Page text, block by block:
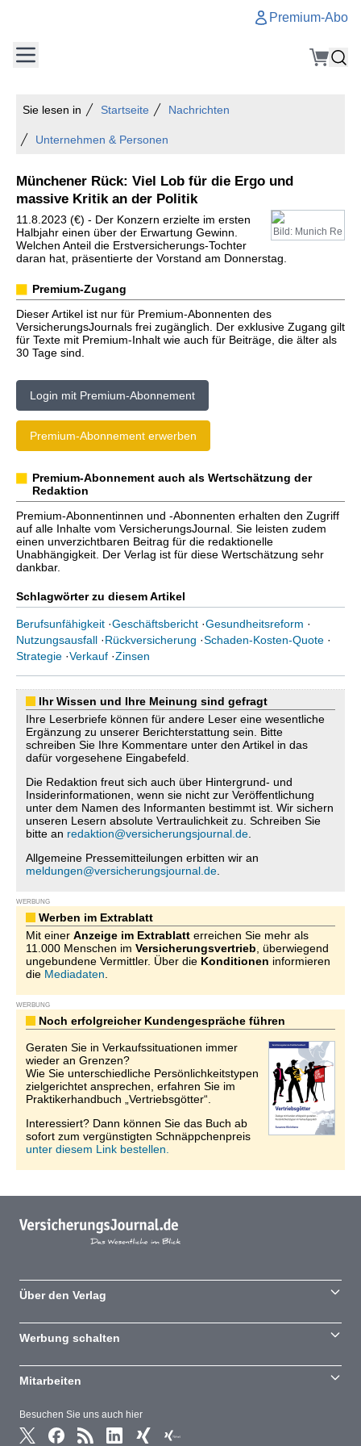
Premium-Abo
Sie lesen in Startseite Nachrichten
Unternehmen & Personen
Münchener Rück: Viel Lob für die Ergo und
massive Kritik an der Politik
Bild: Munich Re
11.8.2023 (€) - Der Konzern erzielte im ersten
Halbjahr einen über der Erwartung Gewinn.
Welchen Anteil die Erstversicherungs-Tochter
daran hat, präsentierte der Vorstand am Donnerstag.
Premium-Zugang
Dieser Artikel ist nur für Premium-Abonnenten des
VersicherungsJournals frei zugänglich. Der exklusive Zugang gilt
für Texte mit Premium-Inhalt wie auch für Beiträge, die älter als
30 Tage sind.
Login mit Premium-Abonnement
Premium-Abonnement erwerben
Premium-Abonnement auch als Wertschätzung der
Redaktion
Premium-Abonnentinnen und -Abonnenten erhalten den Zugriff
auf alle Inhalte vom VersicherungsJournal. Sie leisten zudem
einen unverzichtbaren Beitrag für die redaktionelle
Unabhängigkeit. Der Verlag ist für diese Wertschätzung sehr
dankbar.
Schlagwörter zu diesem Artikel
Berufsunfähigkeit ·Geschäftsbericht ·Gesundheitsreform ·
Nutzungsausfall ·Rückversicherung ·Schaden-Kosten-Quote ·
Strategie ·Verkauf ·Zinsen
Ihr Wissen und Ihre Meinung sind gefragt
Ihre Leserbriefe können für andere Leser eine wesentliche
Ergänzung zu unserer Berichterstattung sein. Bitte
schreiben Sie Ihre Kommentare unter den Artikel in das
dafür vorgesehene Eingabefeld.
Die Redaktion freut sich auch über Hintergrund- und
Insiderinformationen, wenn sie nicht zur Veröffentlichung
unter dem Namen des Informanten bestimmt ist. Wir sichern
unseren Lesern absolute Vertraulichkeit zu. Schreiben Sie
bitte an redaktion@versicherungsjournal.de
Allgemeine Pressemitteilungen erbitten wir an
meldungen@versicherungsjournal.de
WERBUNG
Werben im Extrablatt
Mit einer Anzeige im Extrablatt erreichen Sie mehr als
11.000 Menschen im Versicherungsvertrieb , überwiegend
ungebundene Vermittler. Über die Konditionen informieren
die Mediadaten
WERBUNG
Noch erfolgreicher Kundengespräche führen
Geraten Sie in Verkaufssituationen immer
wieder an Grenzen?
Wie Sie unterschiedliche Persönlichkeitstypen
zielgerichtet ansprechen, erfahren Sie im
Praktikerhandbuch „Vertriebsgötter“.
Interessiert? Dann können Sie das Buch ab
sofort zum vergünstigten Schnäppchenpreis
unter diesem Link bestellen.
Besuchen Sie uns auch hier
Über den Verlag
Werbung schalten
Mitarbeiten